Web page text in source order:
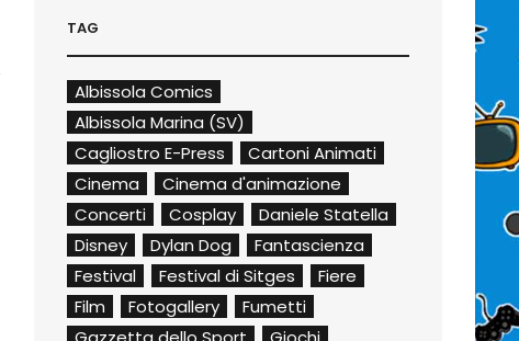
TAG
Albissola Comics
Albissola Marina (SV)
Cagliostro E-Press
Cartoni Animati
Cinema
Cinema d'animazione
Concerti
Cosplay
Daniele Statella
Disney
Dylan Dog
Fantascienza
Festival
Festival di Sitges
Fiere
Film
Fotogallery
Fumetti